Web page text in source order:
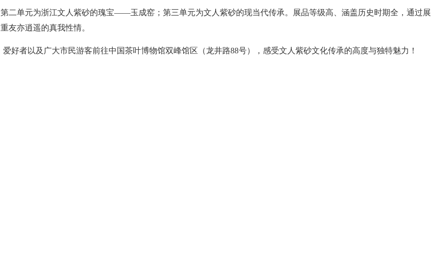
二单元为浙江文人紫砂的瑰宝——玉成窑；第三单元为文人紫砂的现当代传承。展品等级高、涵盖历史时期全，通过展
友亦逍遥的真我性情。
好者以及广大市民游客前往中国茶叶博物馆双峰馆区（龙井路88号），感受文人紫砂文化传承的高度与独特魅力！